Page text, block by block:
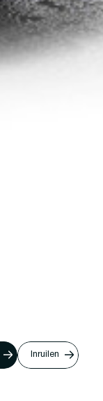
Inruilen